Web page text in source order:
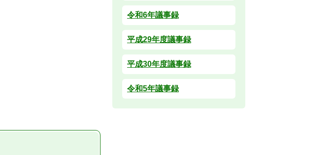
令和6年議事録
平成29年度議事録
平成30年度議事録
令和5年議事録